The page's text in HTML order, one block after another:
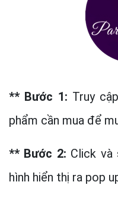
** Bước 1: Truy
phẩm cần mua để
** Bước 2: Click và
hình hiển thị ra pop